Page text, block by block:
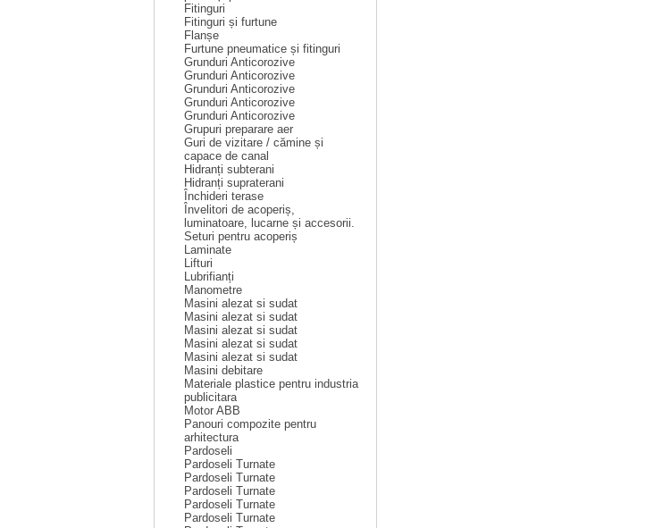
Fitinguri
Fitinguri și furtune
Flanșe
Furtune pneumatice și fitinguri
Grunduri Anticorozive
Grunduri Anticorozive
Grunduri Anticorozive
Grunduri Anticorozive
Grunduri Anticorozive
Grupuri preparare aer
Guri de vizitare / cămine și
capace de canal
Hidranți subterani
Hidranți supraterani
Închideri terase
Învelitori de acoperiș,
luminatoare, lucarne și accesorii.
Seturi pentru acoperiș
Laminate
Lifturi
Lubrifianți
Manometre
Masini alezat si sudat
Masini alezat si sudat
Masini alezat si sudat
Masini alezat si sudat
Masini alezat si sudat
Masini debitare
Materiale plastice pentru industria
publicitara
Motor ABB
Panouri compozite pentru
arhitectura
Pardoseli
Pardoseli Turnate
Pardoseli Turnate
Pardoseli Turnate
Pardoseli Turnate
Pardoseli Turnate